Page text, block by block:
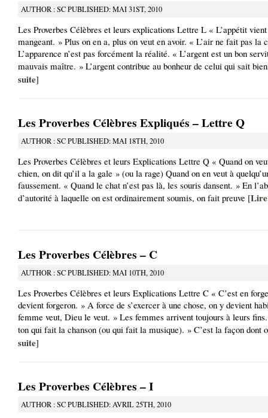
AUTHOR : SC PUBLISHED: MAI 31ST, 2010
Les Proverbes Célèbres et leurs explications Lettre L « L’appétit
mangeant. » Plus on en a, plus on veut en avoir. « L’air ne fait pas la
L’apparence n’est pas forcément la réalité. « L’argent est un bon
mauvais maître. » L’argent contribue au bonheur de celui qui sait
suite]
Les Proverbes Célèbres Expliqués – Lettre Q
AUTHOR : SC PUBLISHED: MAI 18TH, 2010
Les Proverbes Célèbres et leurs Explications Lettre Q « Quand on
chien, on dit qu’il a la gale » (ou la rage) Quand on en veut à
faussement. « Quand le chat n’est pas là, les souris dansent. » En
d’autorité à laquelle on est ordinairement soumis, on fait preuve [
Les Proverbes Célèbres – C
AUTHOR : SC PUBLISHED: MAI 10TH, 2010
Les Proverbes Célèbres et leurs Explications Lettre C « C’est en
devient forgeron. » A force de s’exercer à une chose, on y devient
femme veut, Dieu le veut. » Les femmes arrivent toujours à leurs
ton qui fait la chanson (ou qui fait la musique). » C’est la façon dont
suite]
Les Proverbes Célèbres – I
AUTHOR : SC PUBLISHED: AVRIL 25TH, 2010